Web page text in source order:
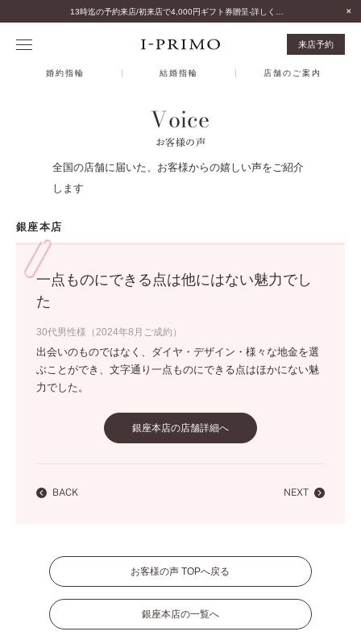
来店予約
婚約指輪 結婚指輪 店舗のご案内
Voice
お客様の声
全国の店舗に届いた、お客様からの嬉しい声をご紹介
します
銀座本店
一点ものにできる点は他にはない魅力でし
た
30代男性様（2024年8月ご成約）
出会いのものではなく、ダイヤ・デザイン・様々な地金を選
ぶことができ、文字通り一点ものにできる点はほかにない魅
力でした。
銀座本店の店舗詳細へ
BACK NEXT
お客様の声 TOPへ戻る
銀座本店の一覧へ